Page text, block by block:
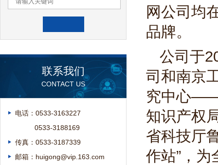
联系我们
CONTACT US
电话：0533-3163227
0533-3188169
传真：0533-3187339
邮箱：huigong@vip.163.com
网公司均
品牌。
公司于
司和南京
究中心——
知识产权
省科技厅
作站”，